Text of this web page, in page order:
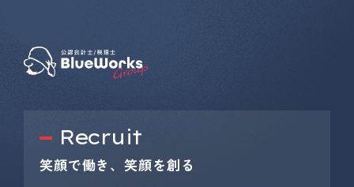
Recruit
笑顔で働き、笑顔を創る